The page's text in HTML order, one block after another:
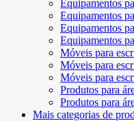
Equipamentos
Equipamentos
Equipamentos
Equipamentos
Móveis para
Móveis para
Móveis para
Produtos para
Produtos para
Mais categorias de